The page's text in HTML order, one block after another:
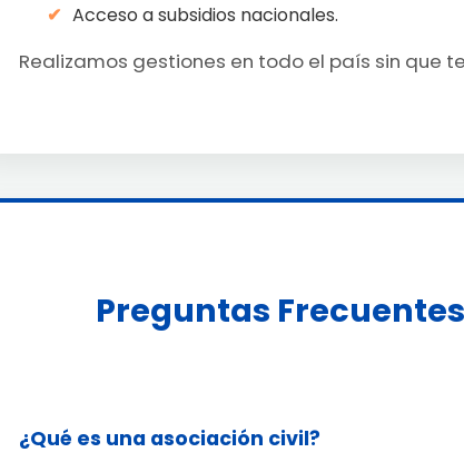
Acceso a subsidios nacionales.
Realizamos gestiones en todo el país sin que
Preguntas
¿Qué es una asociación civil?